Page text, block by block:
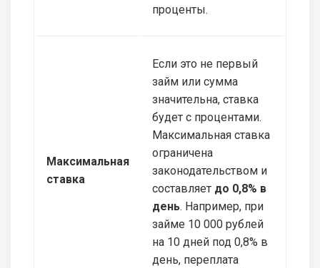
проценты.
Максимальная
ставка
Если это не первый
займ или сумма
значительна, ставка
будет с процентами.
Максимальная ставка
ограничена
законодательством и
составляет до 0,8% в
день. Например, при
займе 10 000 рублей
на 10 дней под 0,8% в
день, переплата